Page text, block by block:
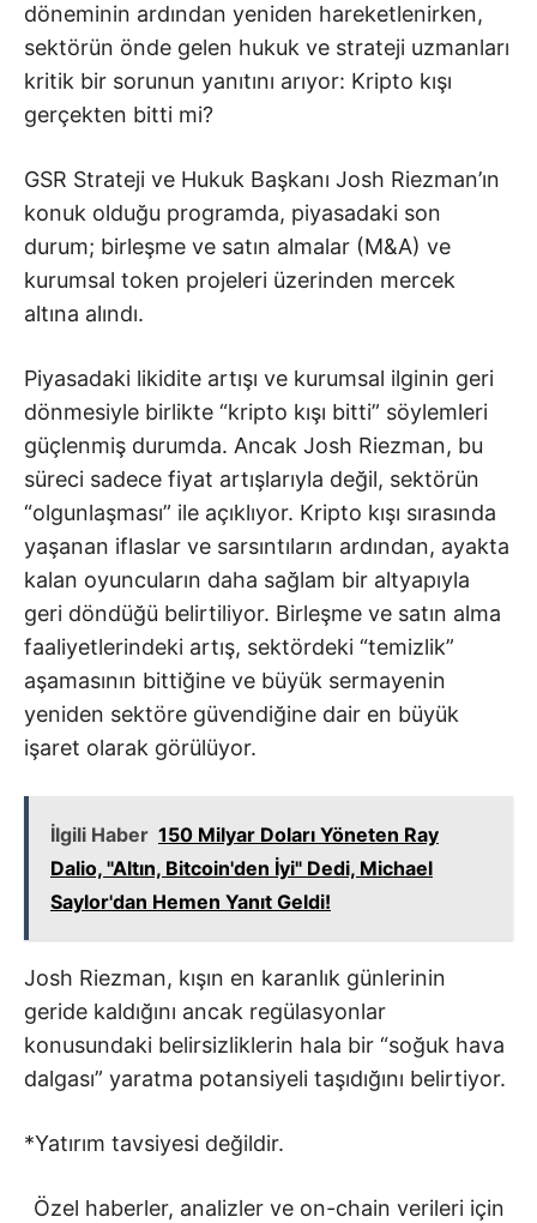
döneminin ardından yeniden hareketlenirken,
sektörün önde gelen hukuk ve strateji uzmanları
kritik bir sorunun yanıtını arıyor: Kripto kışı
gerçekten bitti mi?
GSR Strateji ve Hukuk Başkanı Josh Riezman’ın
konuk olduğu programda, piyasadaki son
durum; birleşme ve satın almalar (M&A) ve
kurumsal token projeleri üzerinden mercek
altına alındı.
Piyasadaki likidite artışı ve kurumsal ilginin geri
dönmesiyle birlikte “kripto kışı bitti” söylemleri
güçlenmiş durumda. Ancak Josh Riezman, bu
süreci sadece fiyat artışlarıyla değil, sektörün
“olgunlaşması” ile açıklıyor. Kripto kışı sırasında
yaşanan iflaslar ve sarsıntıların ardından, ayakta
kalan oyuncuların daha sağlam bir altyapıyla
geri döndüğü belirtiliyor. Birleşme ve satın alma
faaliyetlerindeki artış, sektördeki “temizlik”
aşamasının bittiğine ve büyük sermayenin
yeniden sektöre güvendiğine dair en büyük
işaret olarak görülüyor.
İlgili Haber 150 Milyar Doları Yöneten Ray
Dalio, "Altın, Bitcoin'den İyi" Dedi, Michael
Saylor'dan Hemen Yanıt Geldi!
Josh Riezman, kışın en karanlık günlerinin
geride kaldığını ancak regülasyonlar
konusundaki belirsizliklerin hala bir “soğuk hava
dalgası” yaratma potansiyeli taşıdığını belirtiyor.
*Yatırım tavsiyesi değildir.
Özel haberler, analizler ve on-chain verileri için